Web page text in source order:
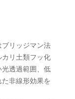
リッジマン法
リ土類フッ化
透過範囲、低
非線形効果を